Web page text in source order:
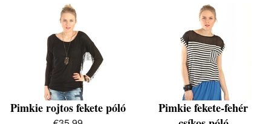
Pimkie rojtos fekete póló
Pimkie fekete-fehér